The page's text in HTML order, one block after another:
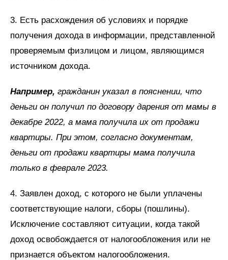
3. Есть расхождения об условиях и порядке
получения дохода в информации, представленной
проверяемым физлицом и лицом, являющимся
источником дохода.
Например, гражданин указал в пояснении, что
деньги он получил по договору дарения от мамы в
декабре 2022, а мама получила их от продажи
квартиры. При этом, согласно документам,
деньги от продажи квартиры мама получила
только в феврале 2023.
4. Заявлен доход, с которого не были уплачены
соответствующие налоги, сборы (пошлины).
Исключение составляют ситуации, когда такой
доход освобождается от налогообложения или не
признается объектом налогообложения.